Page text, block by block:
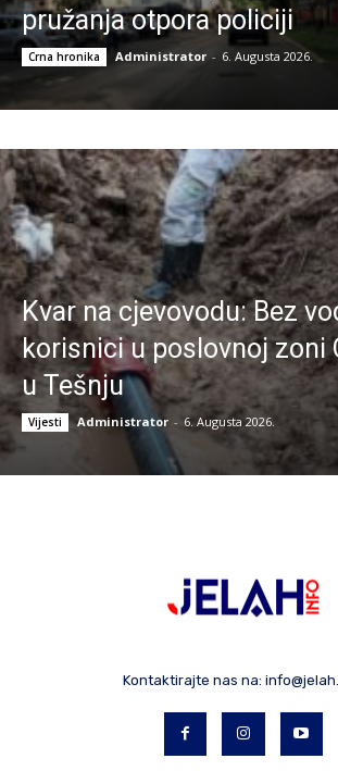
pružanja otpora policiji
Crna hronika Administrator - 6. Augusta 2026.
Kvar na cjevovodu: Bez
korisnici u poslovnoj zoni
u Tešnju
Vijesti Administrator - 6. Augusta 2026.
Kontaktirajte nas na: